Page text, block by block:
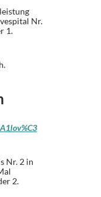
Nr.
1.
Nr. 2 in
2.